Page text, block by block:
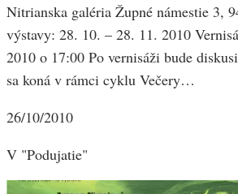
Nitrianska galéria Župné námestie 3,
výstavy: 28. 10. – 28. 11. 2010
2010 o 17:00 Po vernisáži bude
sa koná v rámci cyklu Večery…
26/10/2010
V "Podujatie"